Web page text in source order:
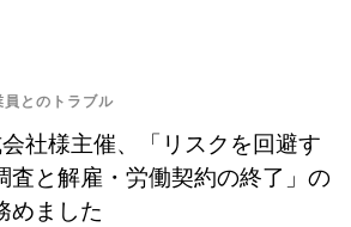
とのトラブル
社様主催、「リスクを回避す
査と解雇・労働契約の終了」の
めました